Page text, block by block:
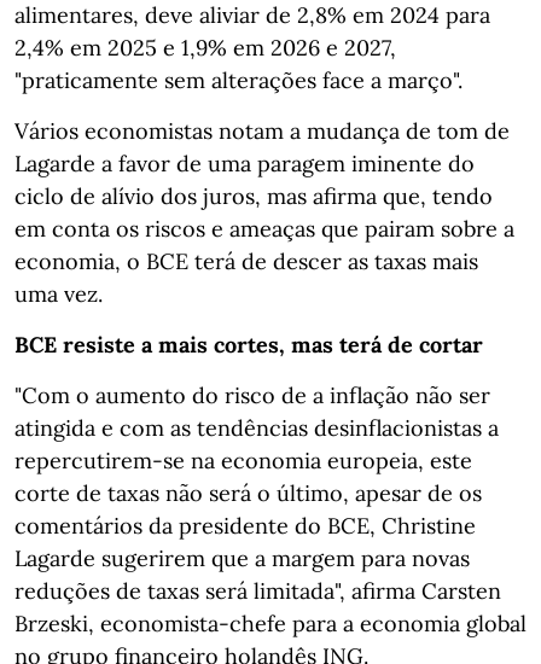
alimentares, deve aliviar de 2,8% em 2024 para
2,4% em 2025 e 1,9% em 2026 e 2027,
"praticamente sem alterações face a março".
Vários economistas notam a mudança de tom de
Lagarde a favor de uma paragem iminente do
ciclo de alívio dos juros, mas afirma que, tendo
em conta os riscos e ameaças que pairam sobre a
economia, o BCE terá de descer as taxas mais
uma vez.
BCE resiste a mais cortes, mas terá de cortar
"Com o aumento do risco de a inflação não ser
atingida e com as tendências desinflacionistas a
repercutirem-se na economia europeia, este
corte de taxas não será o último, apesar de os
comentários da presidente do BCE, Christine
Lagarde sugerirem que a margem para novas
reduções de taxas será limitada", afirma Carsten
Brzeski, economista-chefe para a economia global
no grupo financeiro holandês ING.